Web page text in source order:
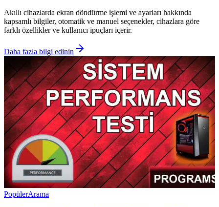
Akıllı cihazlarda ekran döndürme işlemi ve ayarları hakkında
kapsamlı bilgiler, otomatik ve manuel seçenekler, cihazlara göre
farklı özellikler ve kullanıcı ipuçları içerir.
Daha fazla bilgi edinin
PopülerArama